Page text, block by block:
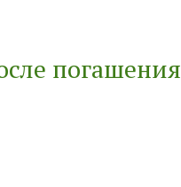
погашения